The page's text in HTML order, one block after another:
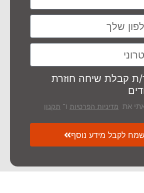
ת קבלת שיחה חוזרת
את מדיניות הפרטיות ו־ תקנון
לקבל מידע נוסף